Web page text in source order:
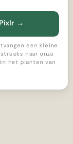
→
een kleine
naar onze
het planten van